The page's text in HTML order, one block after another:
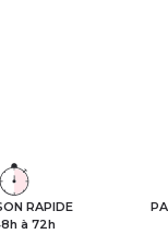
RAPIDE
à 72h